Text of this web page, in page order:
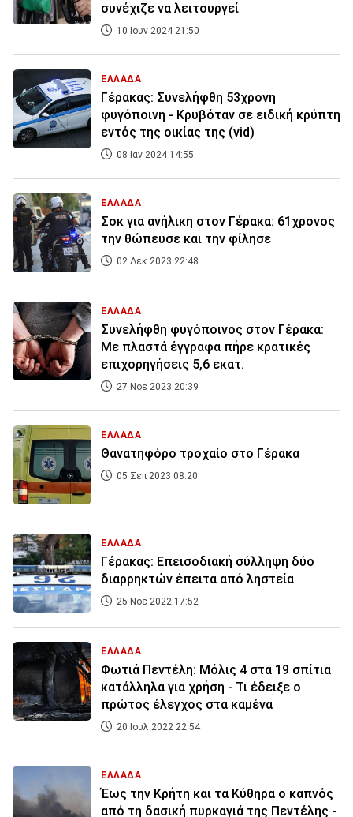
συνέχιζε να λειτουργεί
10 Ιουν 2024 21:50
ΕΛΛΑΔΑ
Γέρακας: Συνελήφθη 53χρονη
φυγόποινη - Κρυβόταν σε ειδική κρύπτη
εντός της οικίας της (vid)
08 Ιαν 2024 14:55
ΕΛΛΑΔΑ
Σοκ για ανήλικη στον Γέρακα: 61χρονος
την θώπευσε και την φίλησε
02 Δεκ 2023 22:48
ΕΛΛΑΔΑ
Συνελήφθη φυγόποινος στον Γέρακα:
Με πλαστά έγγραφα πήρε κρατικές
επιχορηγήσεις 5,6 εκατ.
27 Νοε 2023 20:39
ΕΛΛΑΔΑ
Θανατηφόρο τροχαίο στο Γέρακα
05 Σεπ 2023 08:20
ΕΛΛΑΔΑ
Γέρακας: Επεισοδιακή σύλληψη δύο
διαρρηκτών έπειτα από ληστεία
25 Νοε 2022 17:52
ΕΛΛΑΔΑ
Φωτιά Πεντέλη: Μόλις 4 στα 19 σπίτια
κατάλληλα για χρήση - Τι έδειξε ο
πρώτος έλεγχος στα καμένα
20 Ιουλ 2022 22:54
ΕΛΛΑΔΑ
Έως την Κρήτη και τα Κύθηρα ο καπνός
από τη δασική πυρκαγιά της Πεντέλης -